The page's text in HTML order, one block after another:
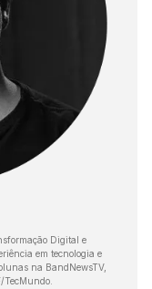
Digital e
em tecnologia e
na BandNewsTV,